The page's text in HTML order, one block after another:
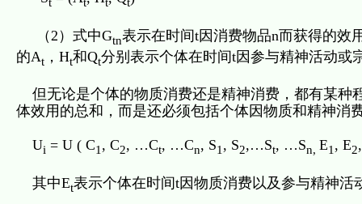
（2）式中Gtn表示在时间t因消费物品n而获得的效
的At，Ht和Qt分别表示个体在时间t因参与精神活动或
但无论是个体的物质消费还是精神消费，都有某种
体效用的总和，而是还必须包括个体因物质和精神消
Ui = U ( C1 , C2, …Ct, …Cn, S1 , S2,…St, …Sn, E1 , E2
其中Et表示个体在时间t因物质消费以及参与精神活